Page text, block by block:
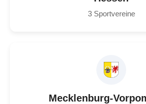
3 Sportvereine
Mecklenburg-